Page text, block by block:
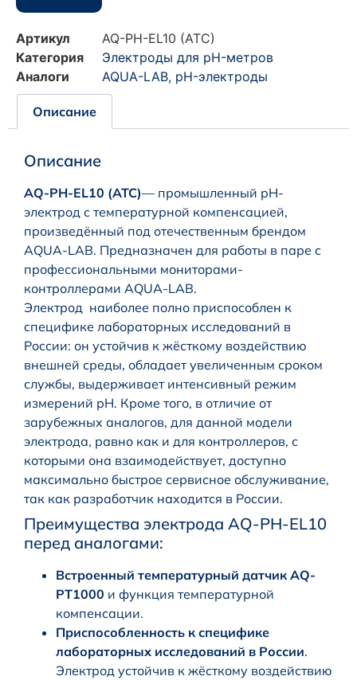
Артикул
AQ-PH-EL10 (ATC)
Категория
Электроды для pH-метров
Аналоги
AQUA-LAB, pH-электроды
Описание
Описание
AQ-PH-EL10 (ATC)— промышленный pH-
электрод с температурной компенсацией,
произведённый под отечественным брендом
AQUA-LAB. Предназначен для работы в паре с
профессиональными мониторами-
контроллерами AQUA-LAB.
Электрод наиболее полно приспособлен к
специфике лабораторных исследований в
России: он устойчив к жёсткому воздействию
внешней среды, обладает увеличенным сроком
службы, выдерживает интенсивный режим
измерений рН. Кроме того, в отличие от
зарубежных аналогов, для данной модели
электрода, равно как и для контроллеров, с
которыми она взаимодействует, доступно
максимально быстрое сервисное обслуживание,
так как разработчик находится в России.
Преимущества электрода AQ-PH-EL10
перед аналогами:
Встроенный температурный датчик AQ-
PT1000 и функция температурной
компенсации.
Приспособленность к специфике
лабораторных исследований в России.
Электрод устойчив к жёсткому воздействию